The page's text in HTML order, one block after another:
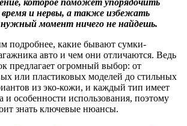
и нервы, а также избежать
нужный момент ничего не найдешь.
подробнее, какие бывают сумки-
авто и чем они отличаются. Ведь
предлагает огромный выбор: от
или пластиковых моделей до стильных
из эко-кожи, и каждый тип имеет
и особенности использования, поэтому
знать ключевые нюансы.